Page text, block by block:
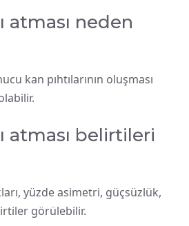
atması neden
kan pıhtılarının oluşması
atması belirtileri
yüzde asimetri, güçsüzlük,
görülebilir.